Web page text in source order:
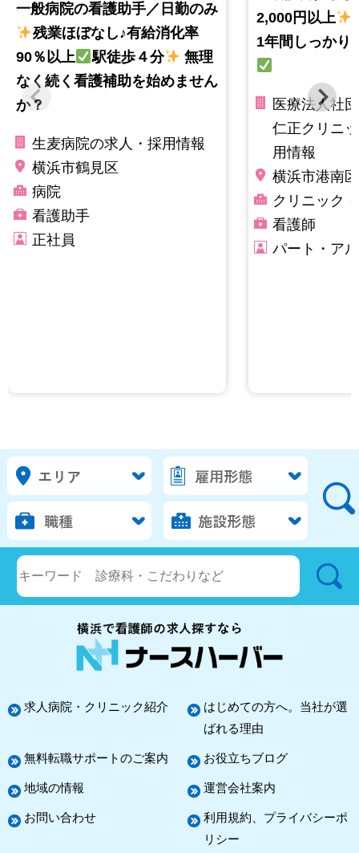
一般病院の看護助手／日勤のみ
残業ほぼなし♪有給消化率
90％以上
駅徒歩４分
無理
なく続く看護補助を始めません
か？
生麦病院の求人・採用情報
横浜市鶴見区
病院
看護助手
正社員
2,000円以上
1年間しっかり
医療法人社
仁正クリニ
用情報
横浜市港南区
クリニック
看護師
パート・ア
求人病院・クリニック紹介
はじめての方へ。当社が選
ばれる理由
無料転職サポートのご案内 お役立ちブログ
地域の情報 運営会社案内
お問い合わせ
利用規約、プライバシーポ
リシー